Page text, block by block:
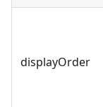
displayOrder